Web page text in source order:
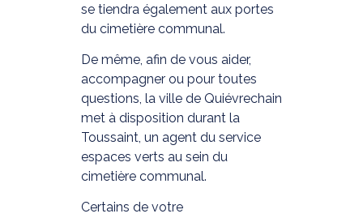
se tiendra également aux portes
du cimetière communal.
De même, afin de vous aider,
accompagner ou pour toutes
questions, la ville de Quiévrechain
met à disposition durant la
Toussaint, un agent du service
espaces verts au sein du
cimetière communal.
Certains de votre